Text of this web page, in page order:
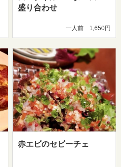
盛り合わせ
一人前 1,650円
赤エビのセビーチェ